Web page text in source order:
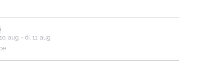
aug. - di. 11. aug.